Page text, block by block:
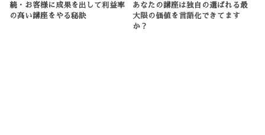
続・お客様に成果を出して利益率
の高い講座をやる秘訣
あなたの講座は独自の選ばれる最
大限の価値を言語化できてます
か？